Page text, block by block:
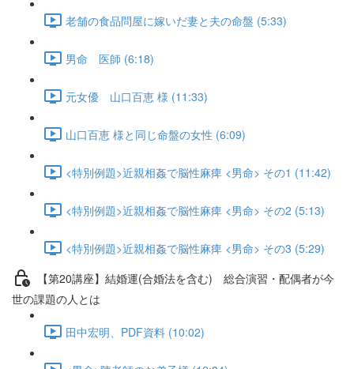
老舗の食品問屋に嫁いだ妻と夫の命盤 (5:33)
男命 医師 (6:18)
元女優 山口百恵 様 (11:33)
山口百恵 様と同じ命盤の女性 (6:09)
<特別例題>近親相姦で脳性麻痺 <男命> その1 (11:42)
<特別例題>近親相姦で脳性麻痺 <男命> その2 (5:13)
<特別例題>近親相姦で脳性麻痺 <男命> その3 (5:29)
【第20講座】結婚運(合婚法を含む) 総合演習・配偶者が今
世の課題の人とは
田中宏明、PDF資料 (10:02)